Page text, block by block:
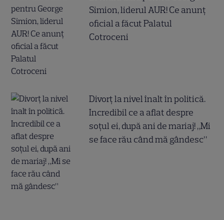
Simion, liderul AUR! Ce anunț
oficial a făcut Palatul
Cotroceni
Divorț la nivel înalt în politică.
Incredibil ce a aflat despre
soțul ei, după ani de mariaj! „Mi
se face rău când mă gândesc”